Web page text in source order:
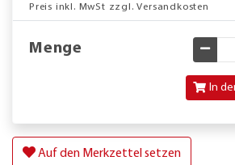
Preis inkl. MwSt zzgl. Versandkosten
Menge
In
Auf den Merkzettel setzen